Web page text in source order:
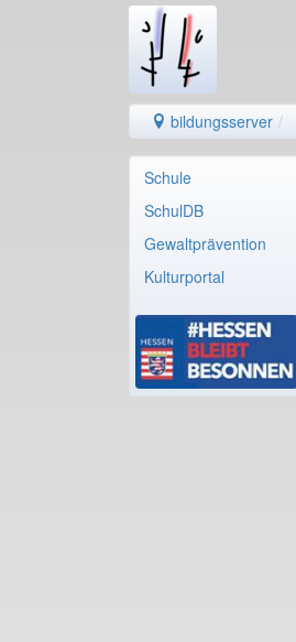
bildungsserver
Schule
SchulDB
Gewaltprävention
Kulturportal